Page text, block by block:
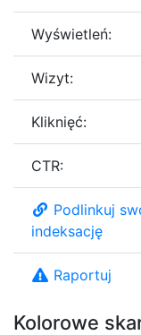
Kolorowe
Wyświetleń:
Wizyt:
Kliknięć:
CTR:
Podlinkuj
indeksację
Raportuj